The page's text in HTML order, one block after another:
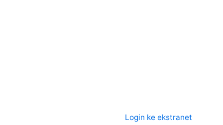
Login ke ekstranet